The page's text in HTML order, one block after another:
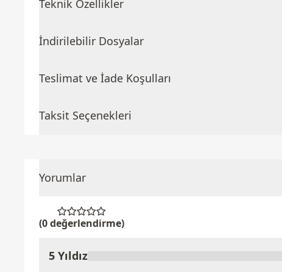
Teknik Özellikler
İndirilebilir Dosyalar
Teslimat ve İade Koşulları
Taksit Seçenekleri
Yorumlar
(0 değerlendirme)
Ürünü Değerlendir
5 Yıldız